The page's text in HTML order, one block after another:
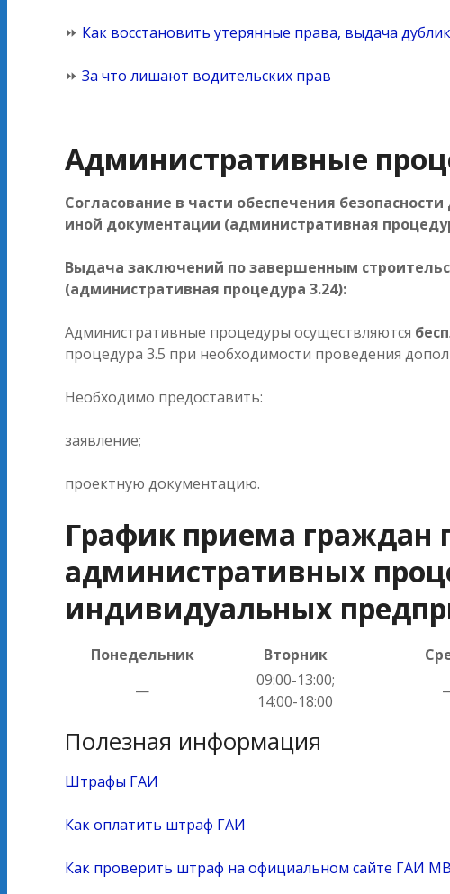
⏩ Как восстановить утерянные права, выдача
⏩ За что лишают водительских прав
Административные
Согласование в части обеспечения
иной документации (административная
Выдача заключений по завершенным
(административная процедура 3.24):
Административные процедуры осуществляются
процедура 3.5 при необходимости проведения
Необходимо предоставить:
заявление;
проектную документацию.
График приема граждан
административных
индивидуальных
Понедельник Вторник
—
09:00-13:00;
14:00-18:00
Полезная информация
Штрафы ГАИ
Как оплатить штраф ГАИ
Как проверить штраф на официальном сайте ГАИ